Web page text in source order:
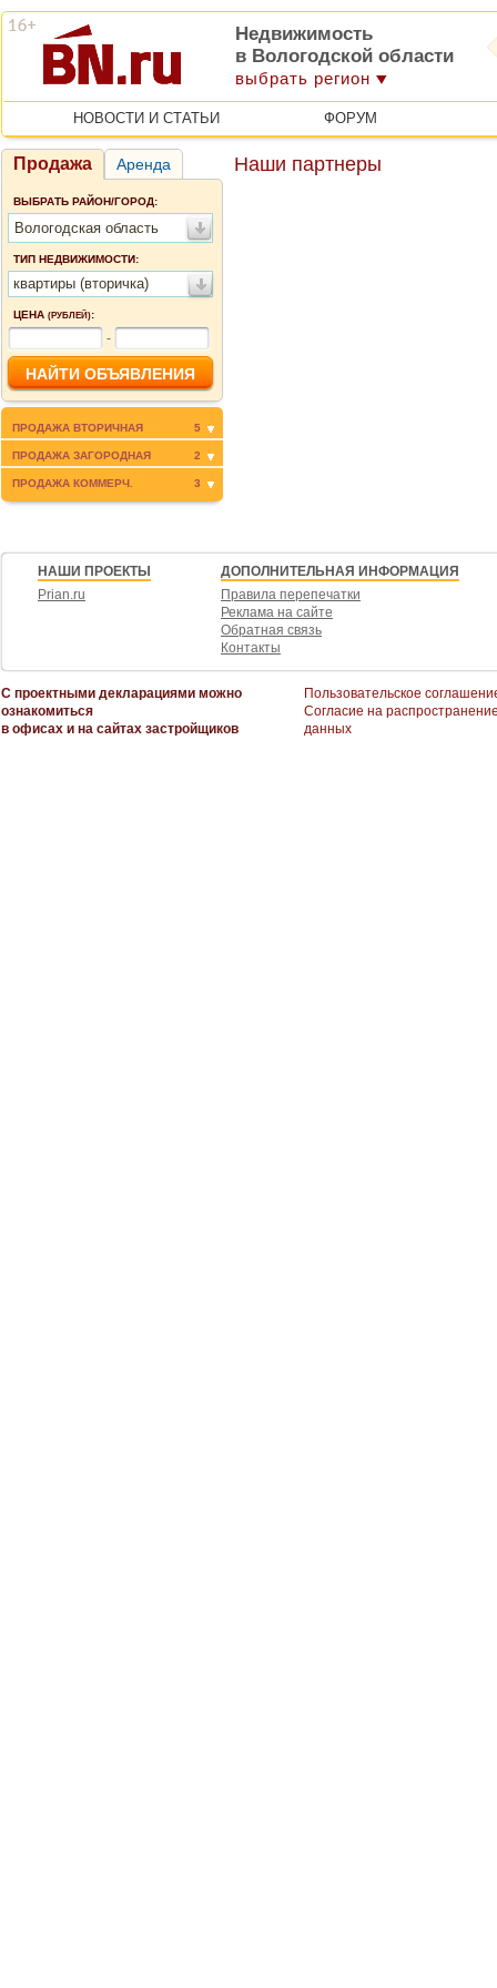
Недвижимость
в Вологодской области
выбрать регион
НОВОСТИ И СТАТЬИ ФОРУМ
Продажа Аренда
ВЫБРАТЬ РАЙОН/ГОРОД:
Вологодская область
ТИП НЕДВИЖИМОСТИ:
квартиры (вторичка)
ЦЕНА (РУБЛЕЙ):
-
ПРОДАЖА ВТОРИЧНАЯ 5
ПРОДАЖА ЗАГОРОДНАЯ 2
ПРОДАЖА КОММЕРЧ. 3
Наши партнеры
НАШИ ПРОЕКТЫ
Prian.ru
ДОПОЛНИТЕЛЬНАЯ ИНФОРМАЦИЯ
Правила перепечатки
Реклама на сайте
Обратная связь
Контакты
С проектными декларациями можно
ознакомиться
в офисах и на сайтах застройщиков
Пользовательское
Согласие на
данных